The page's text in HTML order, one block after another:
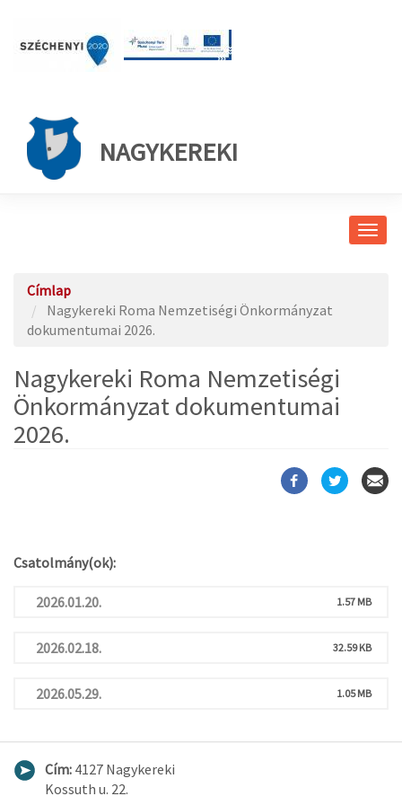
NAGYKEREKI
Címlap
Nagykereki Roma Nemzetiségi Önkormányzat
dokumentumai 2026.
Nagykereki Roma Nemzetiségi
Önkormányzat dokumentumai
2026.
Csatolmány(ok):
2026.01.20. 1.57 MB
2026.02.18. 32.59 KB
2026.05.29. 1.05 MB
Cím: 4127 Nagykereki
Kossuth u. 22.